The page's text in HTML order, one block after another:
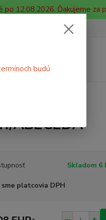
12.08.2026. Ďakujeme za
od 9:00 hod. - 16:00 hod.
ABECEDA
ABECEDA
Skladom 6
sme platcovia DPH
budú